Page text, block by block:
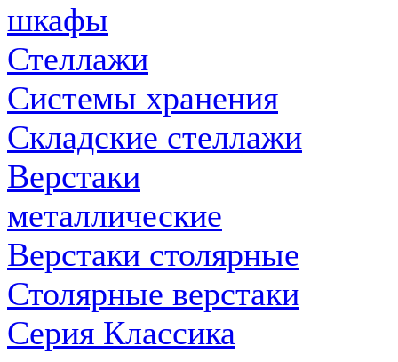
шкафы
Стеллажи
Системы хранения
Складские стеллажи
Верстаки
металлические
Верстаки столярные
Столярные верстаки
Серия Классика